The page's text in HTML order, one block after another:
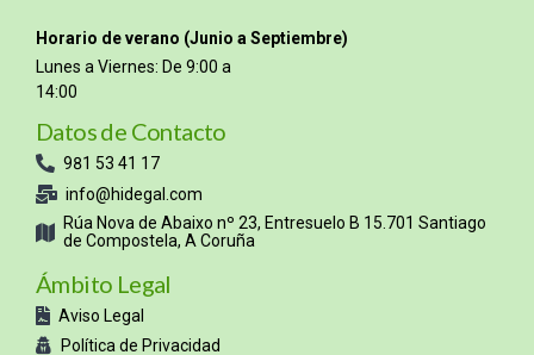
Horario de verano (Junio a Septiembre)
Lunes a Viernes: De 9:00 a
14:00
Datos de Contacto
981 53 41 17
info@hidegal.com
Rúa Nova de Abaixo nº 23, Entresuelo B 15.701 Santiago
de Compostela, A Coruña
Ámbito Legal
Aviso Legal
Política de Privacidad